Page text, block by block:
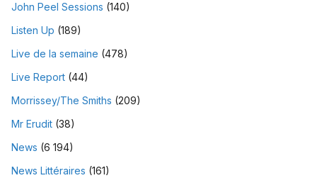
John Peel Sessions (140)
Listen Up (189)
Live de la semaine (478)
Live Report (44)
Morrissey/The Smiths (209)
Mr Erudit (38)
News (6 194)
News Littéraires (161)